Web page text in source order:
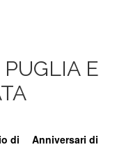
E
di
Anniversari di